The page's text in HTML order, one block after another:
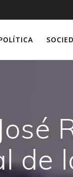
de